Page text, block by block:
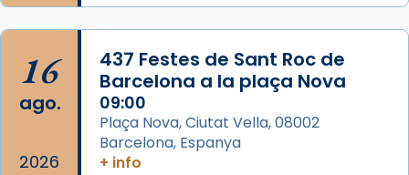
16
ago.
2026
437 Festes de Sant Roc de
Barcelona a la plaça Nova
09:00
Plaça Nova, Ciutat Vella, 08002
Barcelona, Espanya
+ info